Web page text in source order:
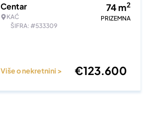
Centar
KAĆ
ŠIFRA: #533309
74m2
PRIZEMNA
Više o nekretnini > €123.600